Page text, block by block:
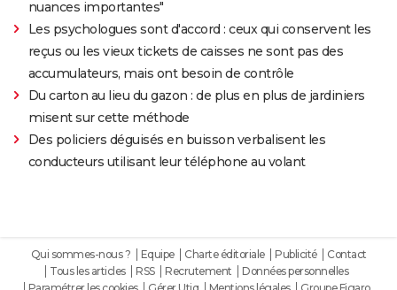
nuances importantes"
Les psychologues sont d'accord : ceux qui conservent les
reçus ou les vieux tickets de caisses ne sont pas des
accumulateurs, mais ont besoin de contrôle
Du carton au lieu du gazon : de plus en plus de jardiniers
misent sur cette méthode
Des policiers déguisés en buisson verbalisent les
conducteurs utilisant leur téléphone au volant
Qui sommes-nous ? Equipe Charte éditoriale Publicité
Contact
Tous les articles
RSS Recrutement
Données personnelles